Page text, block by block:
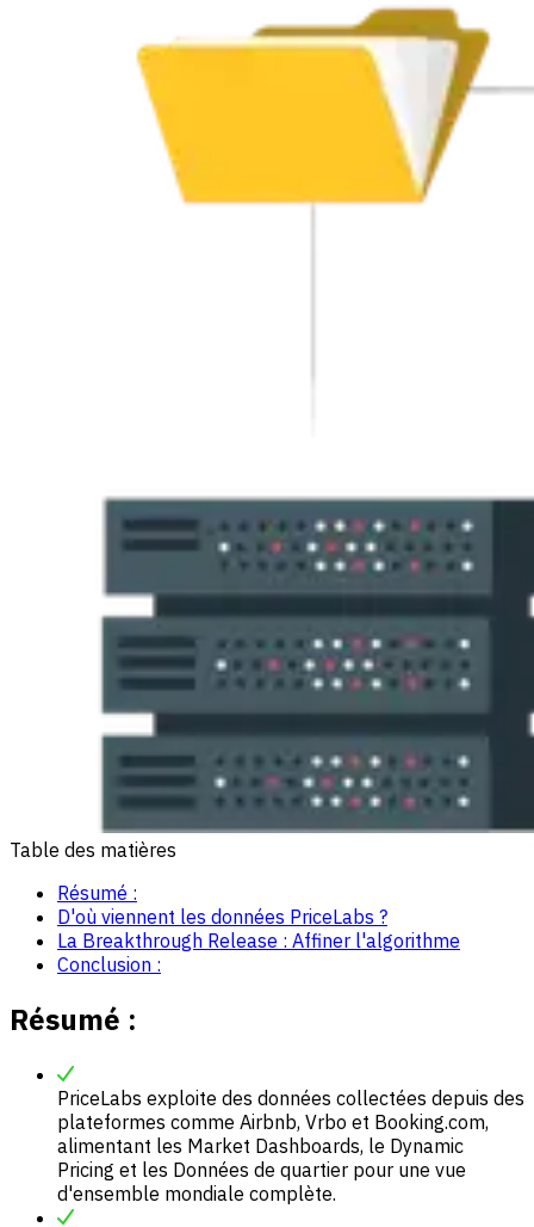
Table des matières
Résumé :
D'où viennent les données PriceLabs ?
La Breakthrough Release : Affiner l'algorithme
Conclusion :
Résumé :
PriceLabs exploite des données collectées depuis des
plateformes comme Airbnb, Vrbo et Booking.com,
alimentant les Market Dashboards, le Dynamic
Pricing et les Données de quartier pour une vue
d'ensemble mondiale complète.